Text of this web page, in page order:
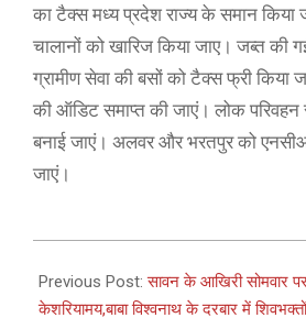
का टैक्स मध्य प्रदेश राज्य के समान
चालानों को खारिज किया जाए। जब्त की
ग्रामीण सेवा की बसों को टैक्स फ्री किया
की ऑडिट समाप्त की जाएं। लोक
बनाई जाएं। अलवर और भरतपुर को
जाएं।
08-
19
Previous Post:सावन के आखिरी सोमवार
केशरियामय,बाबा विश्वनाथ के दरबार में